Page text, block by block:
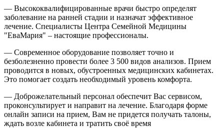
— Высококвалифицированные врачи быстро определят
заболевание на ранней стадии и назначат эффективное
лечение. Специалисты Центра Семейной Медицины
"ЕваМария" – настоящие профессионалы.
— Современное оборудование позволяет точно и
безболезненно провести более 3 500 видов анализов. Прием
проводится в новых, обустроенных медицинских кабинетах.
Это помогает создать необходимый уровень комфорта.
— Доброжелательный персонал обеспечит Вас сервисом,
проконсультирует и направит на лечение. Благодаря форме
онлайн записи на прием, Вам не придется получать талоны,
ждать возле кабинета и тратить своё время